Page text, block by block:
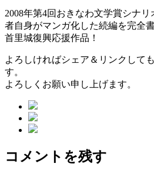
2008年第4回おきなわ文学賞シナ
者自身がマンガ化した続編を完全
首里城復興応援作品！
よろしければシェア＆リンクして
す。
よろしくお願い申し上げます。
コメントを残す